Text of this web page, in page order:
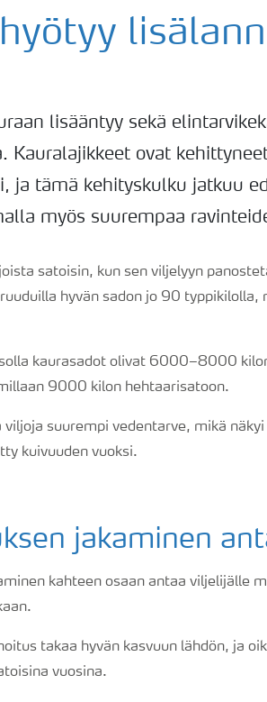
lisääntyy sekä
Kauralajikkeet ovat
ja tämä kehityskulku jatkuu
myös suurempaa
satoisin, kun sen viljelyyn
hyvän sadon jo 90
kaurasadot olivat 6000–8000
9000 kilon hehtaarisatoon.
viljoja suurempi vedentarve, mikä
kuivuuden vuoksi.
jakaminen
kahteen osaan antaa viljelijälle
takaa hyvän kasvuun lähdön, ja
vuosina.